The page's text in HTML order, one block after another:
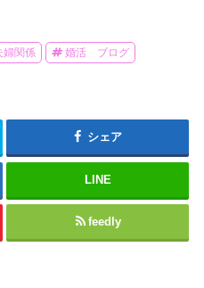
婦関係 婚活 ブログ
シェア
LINE
feedly